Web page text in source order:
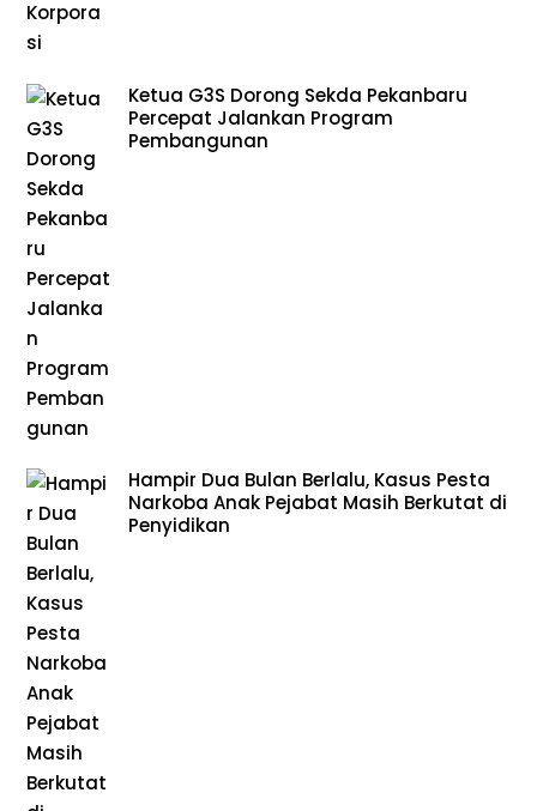
Ketua G3S Dorong Sekda Pekanbaru
Percepat Jalankan Program
Pembangunan
Hampir Dua Bulan Berlalu, Kasus Pesta
Narkoba Anak Pejabat Masih Berkutat di
Penyidikan